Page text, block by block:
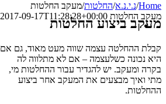
Home
/נ.י.נ.א/החלטות/מעקב החלטות
מעקב החלטות 2017-09-17T11:28:28+00:00
מעקב ביצוע החלטות
קבלת ההחלטה עצמה שווה מעט מאוד, גם אם
היא נכונה כשלעצמה – אם לא מתלווה לה
בקרה ומעקב. יש להגדיר עבור ההחלטות מי,
מתי ואיך מבצעים את המעקב אחר ביצוע
ההחלטות.